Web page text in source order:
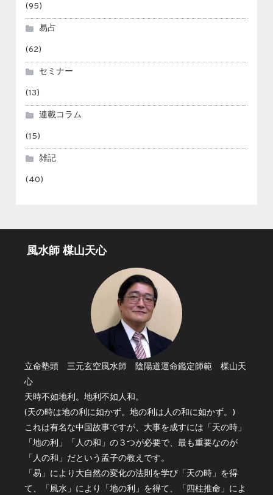
(95)
易占
(62)
セミナー
(13)
連載コラム
(15)
雑記
(40)
風水師 楳山天心
立命塾頭 三元玄空風水師 陰陽道運命鑑定師範 楳山天
心
天時不如地利。地利不如人和。
(天の時は地の利に如かず。地の利は人の和に如かず。)
これは有名な中国故事ですが、大事を成すには「天の時」
「地の利」「人の和」の３つが必要で、最も重要なのが
「人の和」だという孟子の教えです。
「易」により大自然の変化の法則を学び「天の時」を得
て、「風水」により「地の利」を得て、「四柱推命」によ